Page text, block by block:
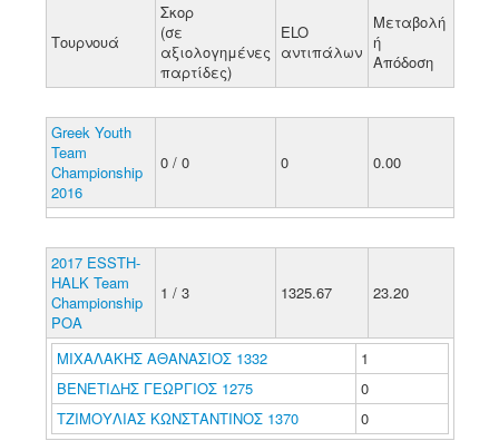
Τουρνουά
Σκορ
(σε
αξιολογημένες
παρτίδες)
ELO
αντιπάλων
Μεταβολή
ή
Απόδοση
Greek Youth
Team
Championship
2016
0 / 0 0 0.00
2017 ESSTH-
HALK Team
Championship
POA
1 / 3 1325.67 23.20
ΜΙΧΑΛΑΚΗΣ ΑΘΑΝΑΣΙΟΣ 1332
1
ΒΕΝΕΤΙΔΗΣ ΓΕΩΡΓΙΟΣ 1275
0
ΤΖΙΜΟΥΛΙΑΣ ΚΩΝΣΤΑΝΤΙΝΟΣ 1370
0